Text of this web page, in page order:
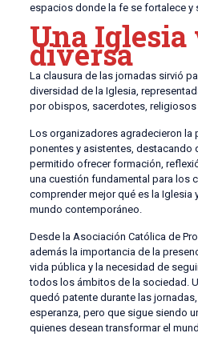
espacios donde la fe se fortalece y
Una
diversa
La clausura de las jornadas sirvió
diversidad de la Iglesia,
por obispos, sacerdotes,
Los organizadores agradecieron
ponentes y asistentes, destacando
permitido ofrecer formación,
una cuestión fundamental para los
comprender mejor qué es la Iglesia
mundo contemporáneo.
Desde la Asociación Católica de
además la importancia de la
vida pública y la necesidad de
todos los ámbitos de la sociedad.
quedó patente durante las
esperanza, pero que sigue siendo
quienes desean transformar el